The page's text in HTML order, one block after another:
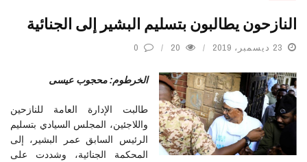
النازحون يطالبون بتسليم البشير إلى الجنائية
23 ديسمبر، 2019 20
0
الخرطوم: محجوب عيسى
طالبت الإدارة العامة للنازحين
واللاجئين، المجلس السيادي بتسليم
الرئيس السابق عمر البشير، إلى
المحكمة الجنائية، وشددت على